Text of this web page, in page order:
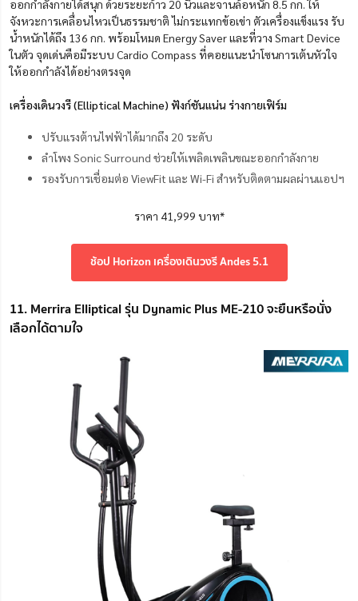
ออกกำลังกายได้สนุก ด้วยระยะก้าว 20 นิ้วและจานล้อหนัก 8.5 กก. ให้
จังหวะการเคลื่อนไหวเป็นธรรมชาติ ไม่กระแทกข้อเข่า ตัวเครื่องแข็งแรง รับ
น้ำหนักได้ถึง 136 กก. พร้อมโหมด Energy Saver และที่วาง Smart Device
ในตัว จุดเด่นคือมีระบบ Cardio Compass ที่คอยแนะนำโซนการเต้นหัวใจ
ให้ออกกำลังได้อย่างตรงจุด
เครื่องเดินวงรี (Elliptical Machine) ฟังก์ชันแน่น ร่างกายเฟิร์ม
ปรับแรงต้านไฟฟ้าได้มากถึง 20 ระดับ
ลำโพง Sonic Surround ช่วยให้เพลิดเพลินขณะออกกำลังกาย
รองรับการเชื่อมต่อ ViewFit และ Wi-Fi สำหรับติดตามผลผ่านแอปฯ
ราคา 41,999 บาท*
ช้อป Horizon เครื่องเดินวงรี Andes 5.1
11. Merrira Elliptical รุ่น Dynamic Plus ME-210 จะยืนหรือนั่ง
เลือกได้ตามใจ